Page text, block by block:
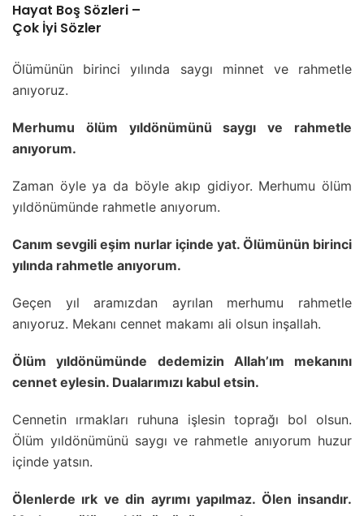
Hayat Boş Sözleri –
Çok İyi Sözler
Ölümünün birinci yılında saygı minnet ve rahmetle
anıyoruz.
Merhumu ölüm yıldönümünü saygı ve rahmetle
anıyorum.
Zaman öyle ya da böyle akıp gidiyor. Merhumu ölüm
yıldönümünde rahmetle anıyorum.
Canım sevgili eşim nurlar içinde yat. Ölümünün birinci
yılında rahmetle anıyorum.
Geçen yıl aramızdan ayrılan merhumu rahmetle
anıyoruz. Mekanı cennet makamı ali olsun inşallah.
Ölüm yıldönümünde dedemizin Allah’ım mekanını
cennet eylesin. Dualarımızı kabul etsin.
Cennetin ırmakları ruhuna işlesin toprağı bol olsun.
Ölüm yıldönümünü saygı ve rahmetle anıyorum huzur
içinde yatsın.
Ölenlerde ırk ve din ayrımı yapılmaz. Ölen insandır.